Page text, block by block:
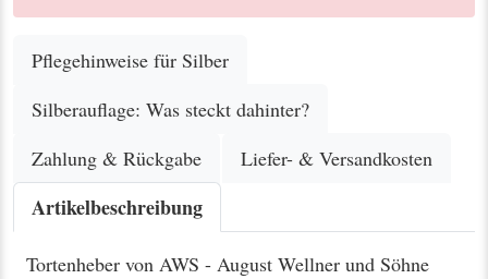
Pflegehinweise für Silber
Silberauflage: Was steckt dahinter?
Zahlung & Rückgabe
Liefer- & Versandkosten
Artikelbeschreibung
Tortenheber von AWS - August Wellner und Söhne